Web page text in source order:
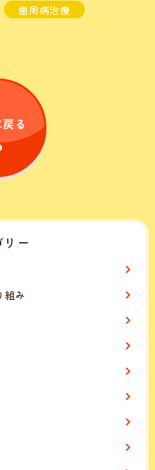
歯周病治療
る
ー
組み